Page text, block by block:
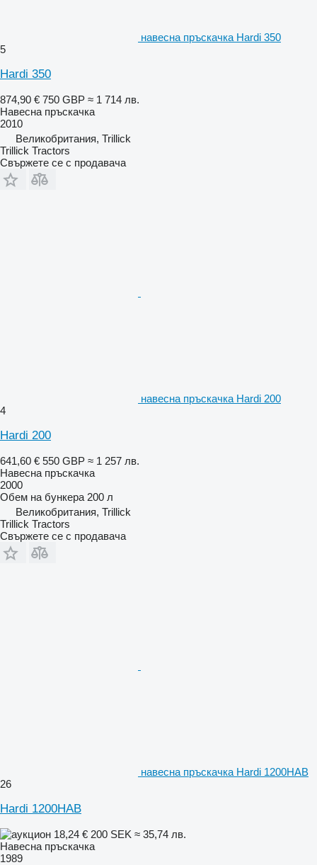
навесна пръскачка Hardi 350
5
Hardi 350
874,90 € 750 GBP ≈ 1 714 лв.
Навесна пръскачка
2010
Великобритания, Trillick
Trillick Tractors
Свържете се с продавача
навесна пръскачка Hardi 200
4
Hardi 200
641,60 € 550 GBP ≈ 1 257 лв.
Навесна пръскачка
2000
Обем на бункера 200 л
Великобритания, Trillick
Trillick Tractors
Свържете се с продавача
навесна пръскачка Hardi 1200HAB
26
Hardi 1200HAB
18,24 € 200 SEK ≈ 35,74 лв.
Навесна пръскачка
1989